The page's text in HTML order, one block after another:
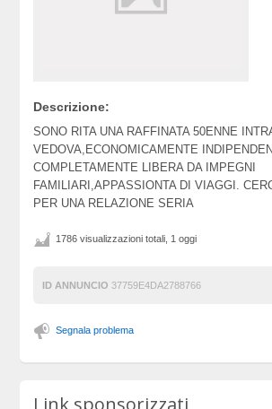
Descrizione:
SONO RITA UNA RAFFINATA 50ENNE
VEDOVA,ECONOMICAMENTE
COMPLETAMENTE LIBERA DA IMPEGNI
FAMILIARI,APPASSIONTA DI VIAGGI.
PER UNA RELAZIONE SERIA
1786 visualizzazioni totali, 1 oggi
ID ANNUNCIO 37759E4DA2788766
Segnala problema
Link sponsorizzati